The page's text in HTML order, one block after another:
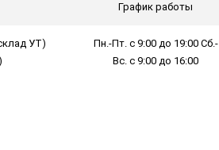
График работы
УТ)
Пн.-Пт. с 9:00 до 19:00 Сб.-
Вс. с 9:00 до 16:00